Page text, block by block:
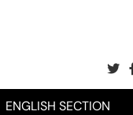
ENGLISH SECTION